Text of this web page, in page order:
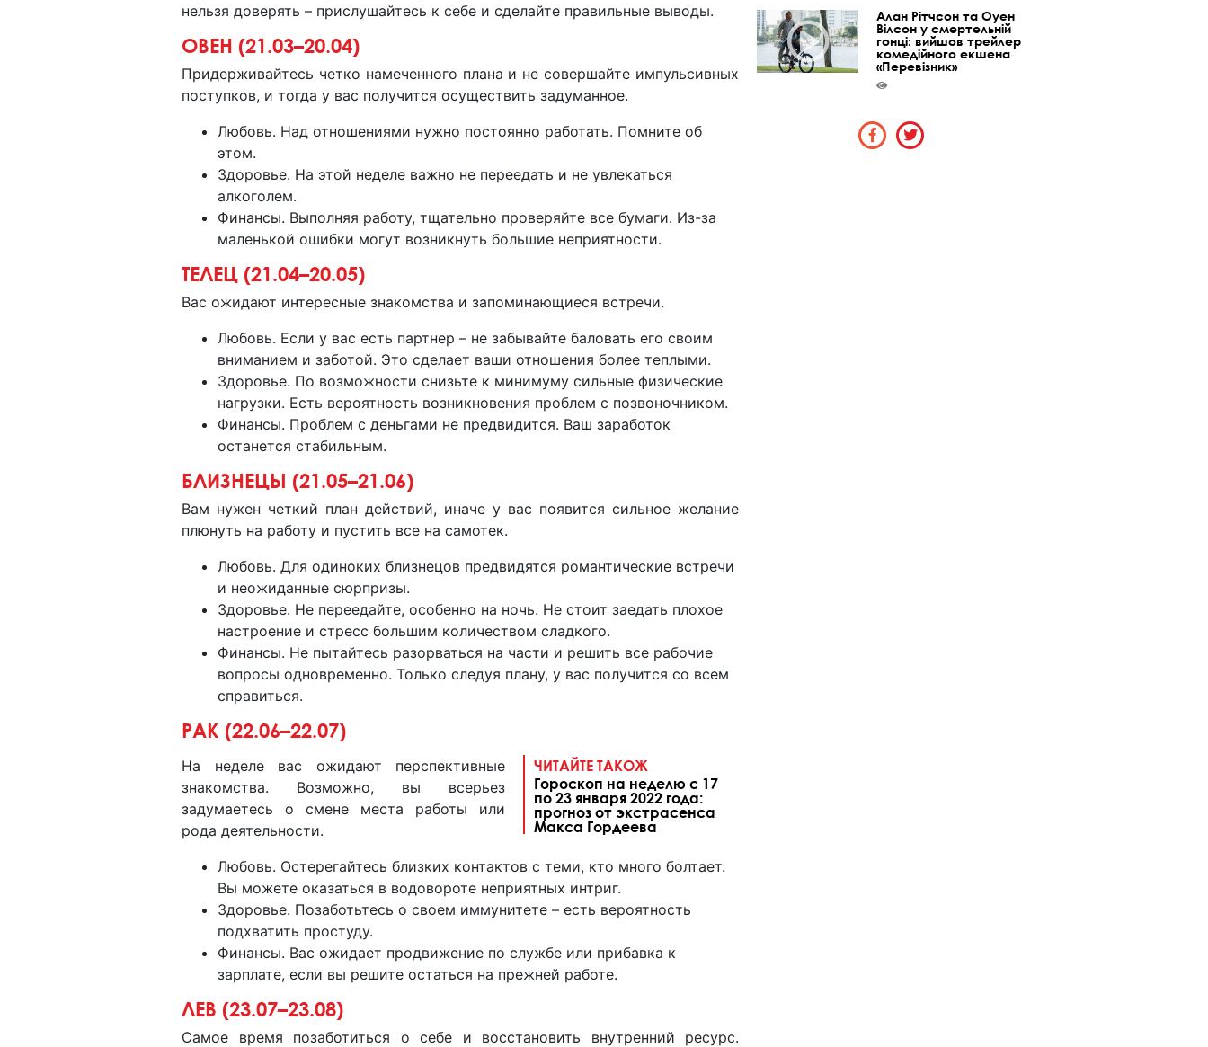
нельзя доверять – прислушайтесь к себе и сделайте правильные выводы.
ОВЕН (21.03–20.04)
Придерживайтесь четко намеченного плана и не совершайте импульсивных
поступков, и тогда у вас получится осуществить задуманное.
Любовь. Над отношениями нужно постоянно работать. Помните об
этом.
Здоровье. На этой неделе важно не переедать и не увлекаться
алкоголем.
Финансы. Выполняя работу, тщательно проверяйте все бумаги. Из-за
маленькой ошибки могут возникнуть большие неприятности.
ТЕЛЕЦ (21.04–20.05)
Вас ожидают интересные знакомства и запоминающиеся встречи.
Любовь. Если у вас есть партнер – не забывайте баловать его своим
вниманием и заботой. Это сделает ваши отношения более теплыми.
Здоровье. По возможности снизьте к минимуму сильные физические
нагрузки. Есть вероятность возникновения проблем с позвоночником.
Финансы. Проблем с деньгами не предвидится. Ваш заработок
останется стабильным.
БЛИЗНЕЦЫ (21.05–21.06)
Вам нужен четкий план действий, иначе у вас появится сильное желание
плюнуть на работу и пустить все на самотек.
Любовь. Для одиноких близнецов предвидятся романтические встречи
и неожиданные сюрпризы.
Здоровье. Не переедайте, особенно на ночь. Не стоит заедать плохое
настроение и стресс большим количеством сладкого.
Финансы. Не пытайтесь разорваться на части и решить все рабочие
вопросы одновременно. Только следуя плану, у вас получится со всем
справиться.
РАК (22.06–22.07)
ЧИТАЙТЕ ТАКОЖ
Гороскоп на неделю с 17
по 23 января 2022 года:
прогноз от экстрасенса
Макса Гордеева
На неделе вас ожидают перспективные
знакомства. Возможно, вы всерьез
задумаетесь о смене места работы или
рода деятельности.
Любовь. Остерегайтесь близких контактов с теми, кто много болтает.
Вы можете оказаться в водовороте неприятных интриг.
Здоровье. Позаботьтесь о своем иммунитете – есть вероятность
подхватить простуду.
Финансы. Вас ожидает продвижение по службе или прибавка к
зарплате, если вы решите остаться на прежней работе.
ЛЕВ (23.07–23.08)
Самое время позаботиться о себе и восстановить внутренний ресурс.
Алан Рітчсон та Оуен
Вілсон у смертельній
гонці: вийшов трейлер
комедійного екшена
«Перевізник»